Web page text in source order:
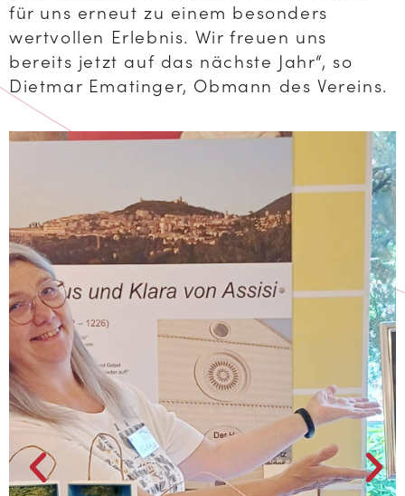
für uns erneut zu einem besonders
wertvollen Erlebnis. Wir freuen uns
bereits jetzt auf das nächste Jahr“, so
Dietmar Ematinger, Obmann des Vereins.